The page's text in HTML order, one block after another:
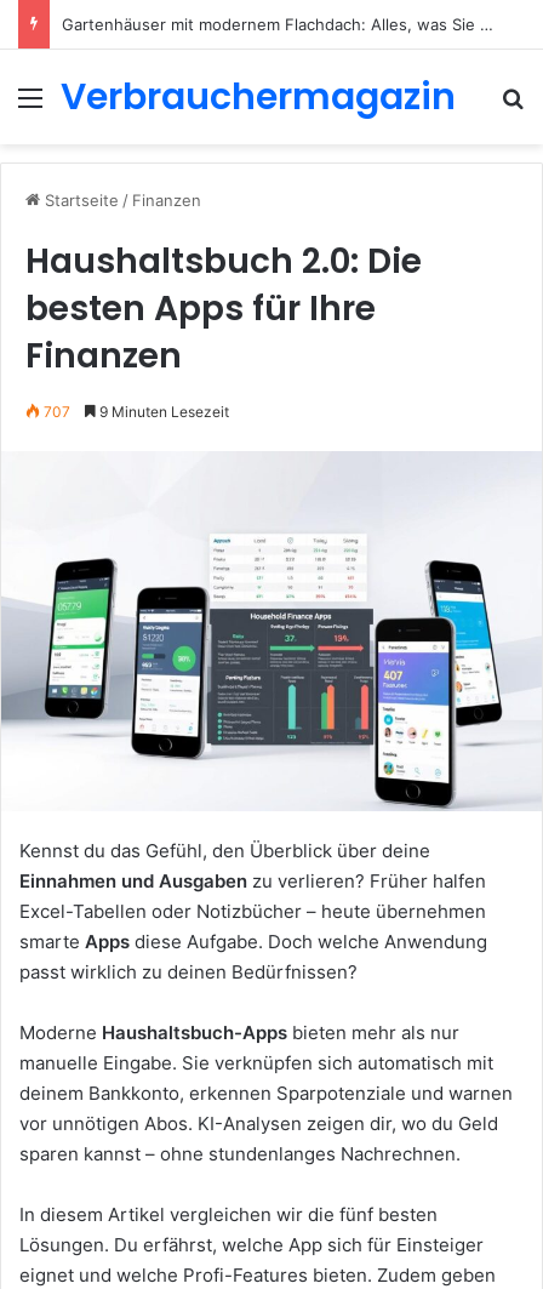
Gartenhäuser mit modernem Flachdach: Alles, was Sie 2026 wissen müssen
Menü
Verbrauchermagazin
Startseite / Finanzen
Haushaltsbuch 2.0: Die
besten Apps für Ihre
Finanzen
707 9 Minuten Lesezeit
Kennst du das Gefühl, den Überblick über deine
Einnahmen und Ausgaben zu verlieren? Früher halfen
Excel-Tabellen oder Notizbücher – heute übernehmen
smarte Apps diese Aufgabe. Doch welche Anwendung
passt wirklich zu deinen Bedürfnissen?
Moderne Haushaltsbuch-Apps bieten mehr als nur
manuelle Eingabe. Sie verknüpfen sich automatisch mit
deinem Bankkonto, erkennen Sparpotenziale und warnen
vor unnötigen Abos. KI-Analysen zeigen dir, wo du Geld
sparen kannst – ohne stundenlanges Nachrechnen.
In diesem Artikel vergleichen wir die fünf besten
Lösungen. Du erfährst, welche App sich für Einsteiger
eignet und welche Profi-Features bieten. Zudem geben